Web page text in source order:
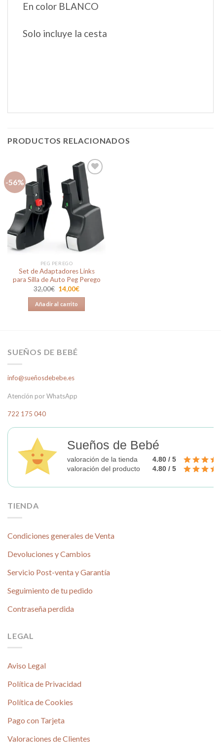
En color BLANCO
Solo incluye la cesta
PRODUCTOS RELACIONADOS
-56%
Añadir
a la
lista de
deseos
PEG PEREGO
Set de Adaptadores Links
para Silla de Auto Peg Perego
32,00€ El
precio
original
era:
32,00€.
14,00€El
14,00€.
Añadir al carrito
SUEÑOS DE BEBÉ
info@sueñosdebebe.es
Atención por WhatsApp
722 175 040
Sueños de Bebé
valoración de la tienda
4.80 / 5
valoración del producto
4.80 / 5
TIENDA
Condiciones generales de Venta
Devoluciones y Cambios
Servicio Post-venta y Garantía
Seguimiento de tu pedido
Contraseña perdida
LEGAL
Aviso Legal
Política de Privacidad
Política de Cookies
Pago con Tarjeta
Valoraciones de Clientes